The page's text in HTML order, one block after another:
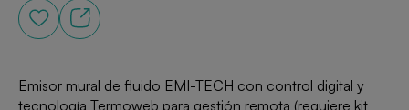
Emisor mural de fluido EMI-TECH con control digital y
tecnología Termoweb para gestión remota (requiere kit